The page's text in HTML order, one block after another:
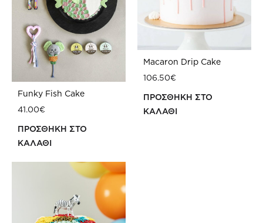
Funky Fish Cake
41.00€
ΠΡΟΣΘΗΚΗ ΣΤΟ
ΚΑΛΑΘΙ
ΣΤΗ
WISHLIST
Macaron Drip Cake
106.50€
ΠΡΟΣΘΗΚΗ ΣΤΟ
ΚΑΛΑΘΙ